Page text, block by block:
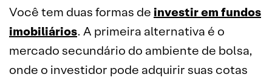
Você tem duas formas de investir em fundos
imobiliários. A primeira alternativa é o
mercado secundário do ambiente de bolsa,
onde o investidor pode adquirir suas cotas